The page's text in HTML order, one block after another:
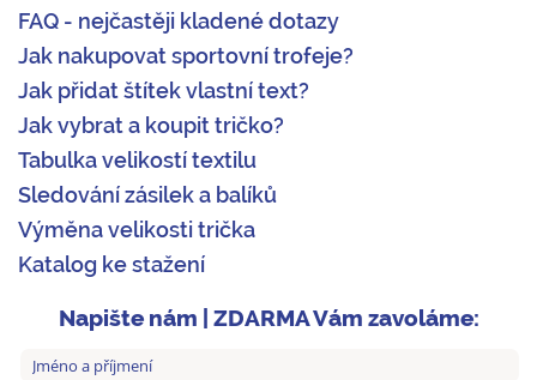
FAQ - nejčastěji kladené dotazy
Jak nakupovat sportovní trofeje?
Jak přidat štítek vlastní text?
Jak vybrat a koupit tričko?
Tabulka velikostí textilu
Sledování zásilek a balíků
Výměna velikosti trička
Katalog ke stažení
Napište nám | ZDARMA Vám zavoláme: